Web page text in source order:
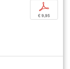
p
€ 9,95